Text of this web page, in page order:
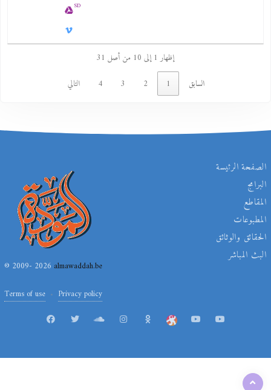
SD
إظهار 1 إلى 10 من أصل 31
السابق
التالي
الصفحة الرئيسة
البرامج
المقاطع
المطبوعات
الحقائق والوثائق
البث المباشر
© 2009- 2026almawaddah.be
Terms of use Privacy policy